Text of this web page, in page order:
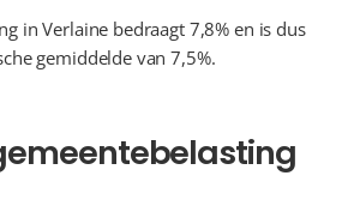
in Verlaine bedraagt 7,8% en is dus
gemiddelde van 7,5%.